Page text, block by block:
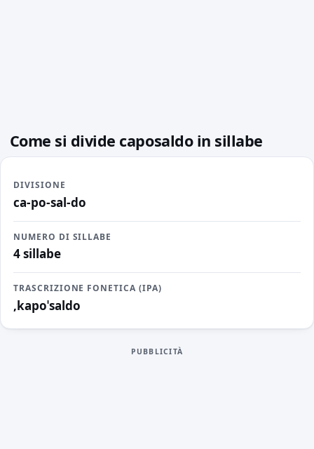
Come si divide caposaldo in sillabe
DIVISIONE
ca-po-sal-do
NUMERO DI SILLABE
4 sillabe
TRASCRIZIONE FONETICA (IPA)
,kapoˈsaldo
PUBBLICITÀ